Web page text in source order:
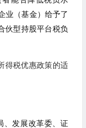
业（基金）给予了
伙型持股平台税负
得税优惠政策的适
发展改革委、证